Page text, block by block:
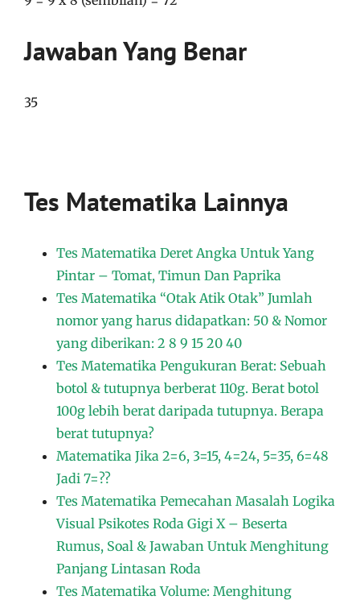
Jawaban Yang Benar
35
Tes Matematika Lainnya
Tes Matematika Deret Angka Untuk Yang
Pintar – Tomat, Timun Dan Paprika
Tes Matematika “Otak Atik Otak” Jumlah
nomor yang harus didapatkan: 50 & Nomor
yang diberikan: 2 8 9 15 20 40
Tes Matematika Pengukuran Berat: Sebuah
botol & tutupnya berberat 110g. Berat botol
100g lebih berat daripada tutupnya. Berapa
berat tutupnya?
Matematika Jika 2=6, 3=15, 4=24, 5=35, 6=48
Jadi 7=??
Tes Matematika Pemecahan Masalah Logika
Visual Psikotes Roda Gigi X – Beserta
Rumus, Soal & Jawaban Untuk Menghitung
Panjang Lintasan Roda
Tes Matematika Volume: Menghitung